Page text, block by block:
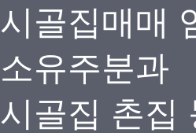
시골집매매
소유주분과
시골집 촌집